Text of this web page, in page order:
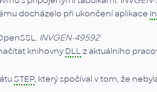
docházelo při ukončení aplikace
INVGEN-49592
knihovny DLLz aktuálního
STEP, který spočíval v tom, že